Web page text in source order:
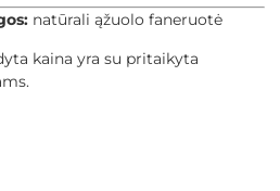
natūrali ąžuolo faneruotė
kaina yra su pritaikyta